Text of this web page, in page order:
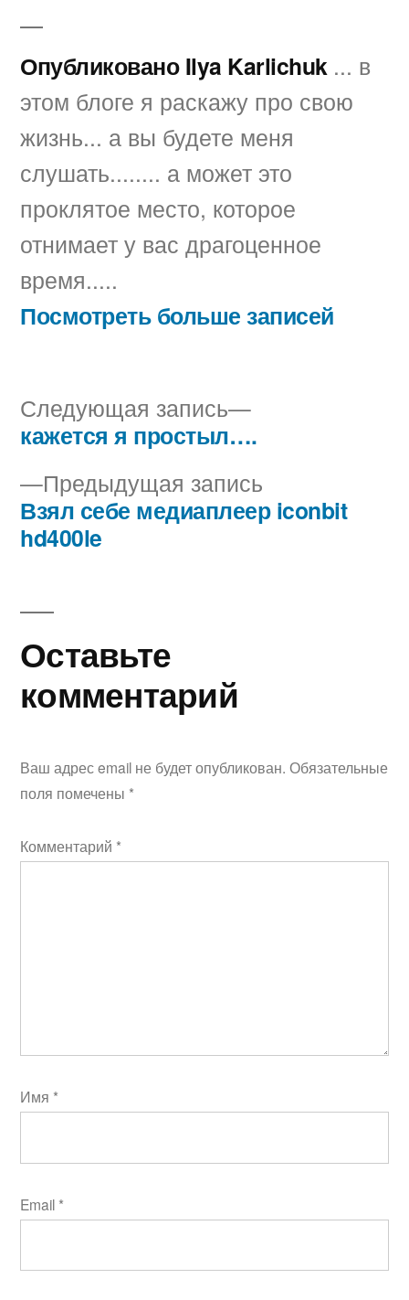
Опубликовано Ilya Karlichuk ... в
этом блоге я раскажу про свою
жизнь... а вы будете меня
слушать........ а может это
проклятое место, которое
отнимает у вас драгоценное
время.....
Посмотреть больше записей
Навигация
по
записям
Предыдущая запись
запись:
Взял себе медиаплеер iconbit
hd400le
Следующая запись
Следующая
запись:
кажется я простыл….
Оставьте
комментарий
Ваш адрес email не будет опубликован. Обязательные
поля помечены *
Комментарий *
Имя *
Email *